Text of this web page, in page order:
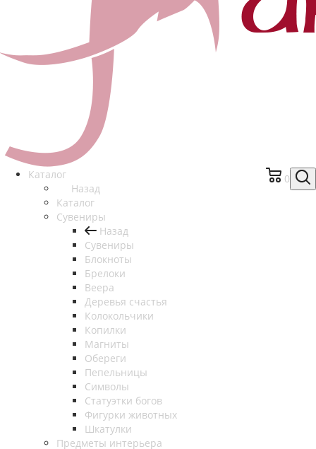
0
Каталог
Назад
Каталог
Сувениры
Назад
Сувениры
Блокноты
Брелоки
Веера
Деревья счастья
Колокольчики
Копилки
Магниты
Обереги
Пепельницы
Символы
Статуэтки богов
Фигурки животных
Шкатулки
Предметы интерьера